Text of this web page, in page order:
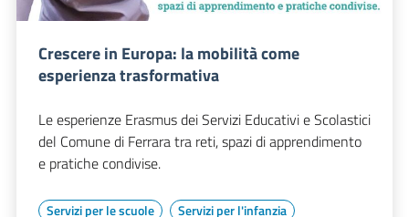
Crescere in Europa: la mobilità come
esperienza trasformativa
Le esperienze Erasmus dei Servizi Educativi e Scolastici
del Comune di Ferrara tra reti, spazi di apprendimento
e pratiche condivise.
Servizi per le scuole Servizi per l'infanzia